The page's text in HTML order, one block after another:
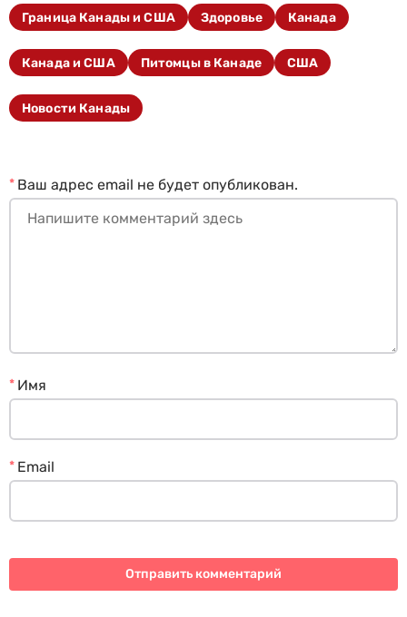
Граница Канады и США Здоровье Канада
Канада и США Питомцы в Канаде США
Новости Канады
Ваш адрес email не будет опубликован.
*
Имя
*
Email
*